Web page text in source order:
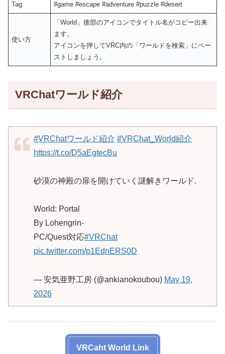
Tag #game #escape #adventure #puzzle #desert
使い方
「World」後部のアイコンでタイトル名がコピー出来
ます。
アイコンを押してVRC内の「ワールドを検索」にペー
ストしましょう。
VRChatワールド紹介
#VRChatワールド紹介 #VRChat_World紹介
https://t.co/D5aEgtecBu
砂漠の神殿の扉を開けていく謎解きワールド.
World: Portal
By Lohengrin-
PC/Quest対応#VRChat
pic.twitter.com/p1EdnERS0D
— 安気亜野工房 (@ankianokoubou) May 19,
2026
VRCaht World Link